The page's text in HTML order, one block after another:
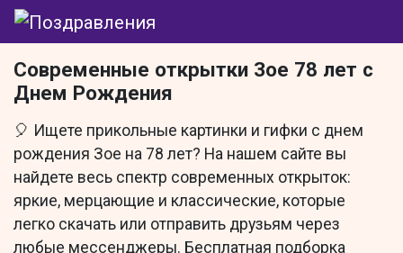
Современные открытки Зое 78 лет с
Днем Рождения
🎈 Ищете прикольные картинки и гифки с днем
рождения Зое на 78 лет? На нашем сайте вы
найдете весь спектр современных открыток:
яркие, мерцающие и классические, которые
легко скачать или отправить друзьям через
любые мессенджеры. Бесплатная подборка